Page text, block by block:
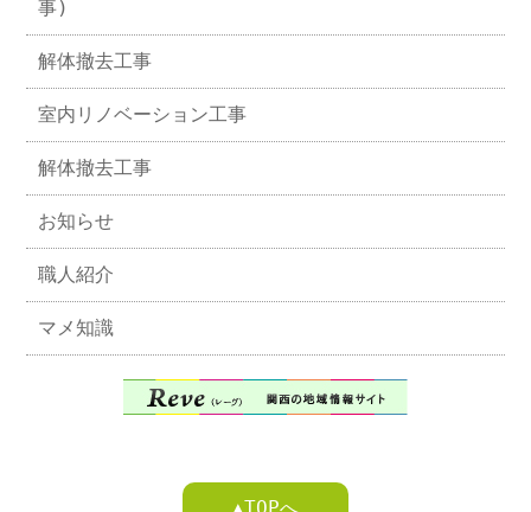
事)
解体撤去工事
室内リノベーション工事
解体撤去工事
お知らせ
職人紹介
マメ知識